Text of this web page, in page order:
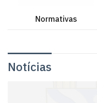
Normativas
Notícias